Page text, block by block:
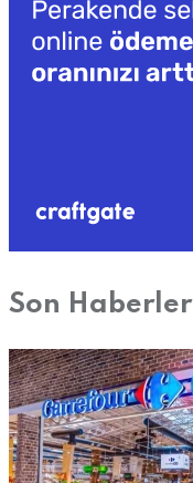
Son Haberler